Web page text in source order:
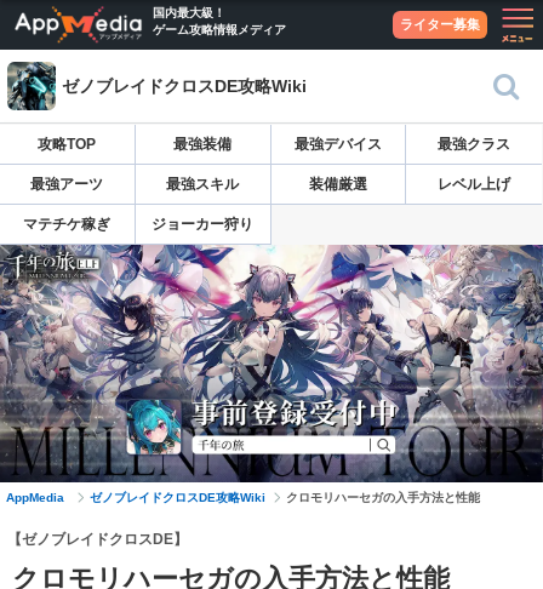
国内最大級！
ゲーム攻略情報メディア
ライター募集
ゼノブレイドクロスDE攻略Wiki
攻略TOP 最強装備 最強デバイス 最強クラス
最強アーツ 最強スキル 装備厳選 レベル上げ
マテチケ稼ぎ ジョーカー狩り
AppMedia ゼノブレイドクロスDE攻略Wiki クロモリハーセガの入手方法と性能
【ゼノブレイドクロスDE】
クロモリハーセガの入手方法と性能